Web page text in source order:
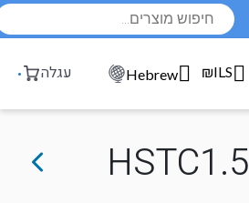
עגלה Hebrew ₪ILS
HSTC1.5